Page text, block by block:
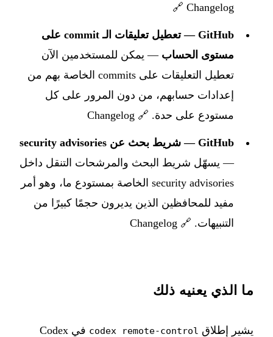
🔗 Changelog
GitHub — تعطيل تعليقات الـ commit على
مستوى الحساب — يمكن للمستخدمين الآن
تعطيل التعليقات على commits الخاصة بهم من
إعدادات حسابهم، من دون المرور على كل
مستودع على حدة. 🔗 Changelog
GitHub — شريط بحث عن security advisories
— يسهّل شريط البحث والمرشحات التنقل داخل
security advisories الخاصة بمستودع ما، وهو أمر
مفيد للمحافظين الذين يديرون حجمًا كبيرًا من
التنبيهات. 🔗 Changelog
ما الذي يعنيه ذلك
يشير إطلاق codex remote-control
في Codex